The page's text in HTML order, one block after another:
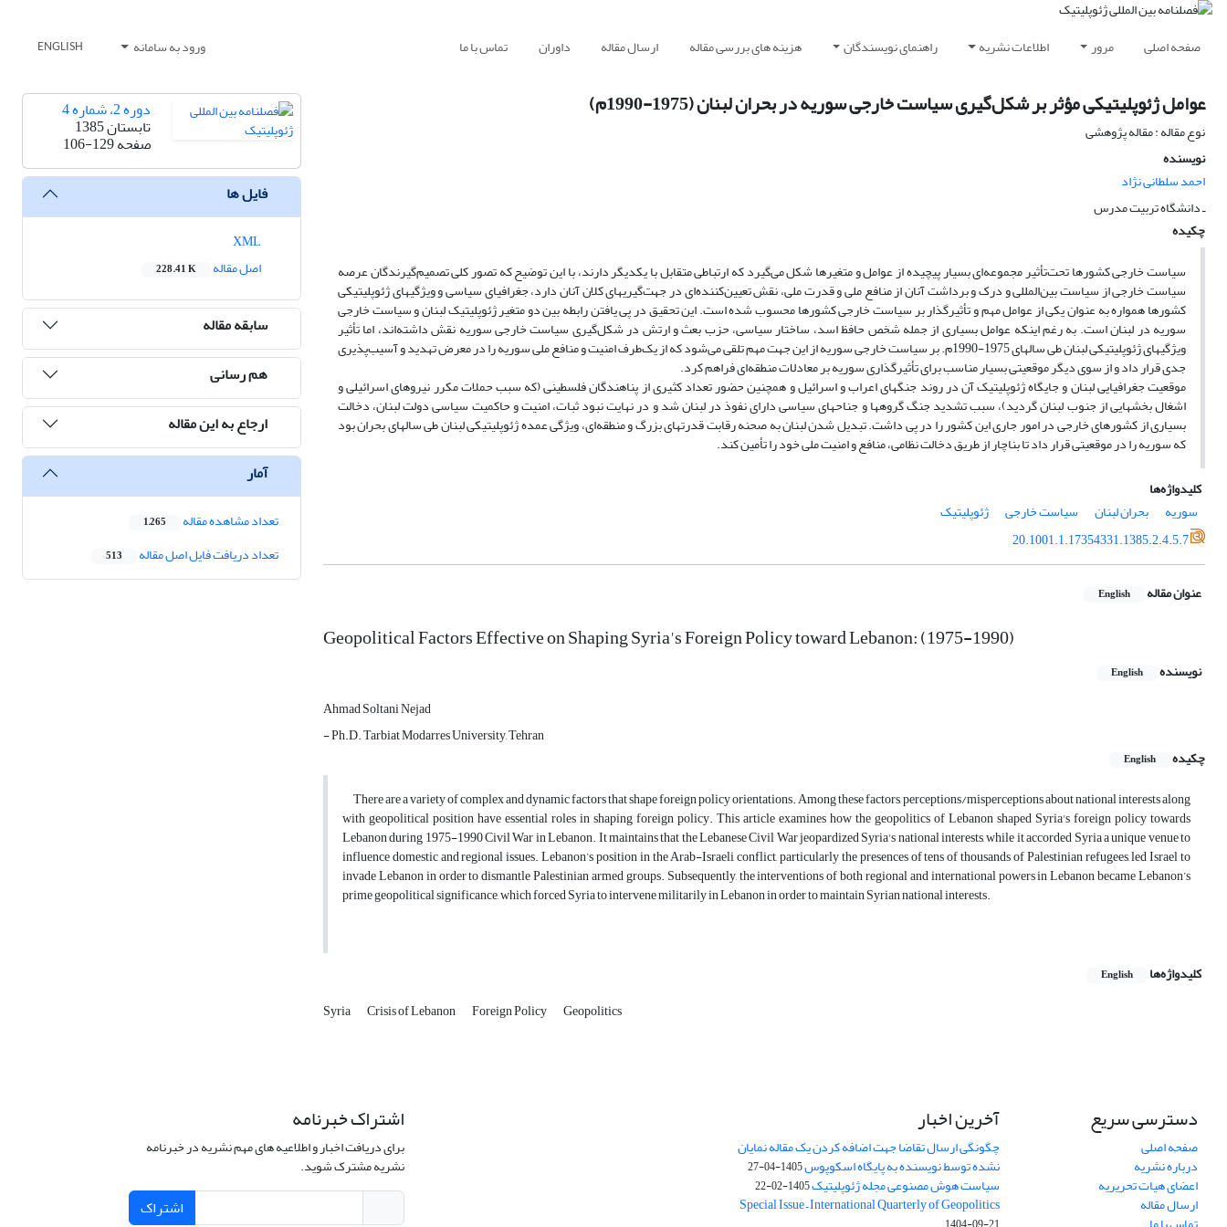
صفحه اصلی مرور اطلاعات نشریه راهنمای نویسندگان هزینه های بررسی مقاله ارسال مقاله داوران تماس با ما ورود به سامانه ENGLISH
عوامل ژئوپلیتیکی مؤثر بر شکل‌گیری سیاست خارجی سوریه در بحران لبنان (1975-1990م)
نوع مقاله : مقاله پژوهشی
نویسنده
احمد سلطانی نژاد
ـ دانشگاه تربیت مدرس
چکیده
سیاست خارجی کشورها تحت‌تأثیر مجموعه‌ای‌ بسیار پیچیده از عوامل‌ و متغیرها شکل می‌گیرد که ارتباطی‌ متقابل با یکدیگر دارند، با این توضیح که تصور کلی تصمیم‌گیرندگان عرصه
سیاست خارجی از سیاست‌ بین‌المللی‌ و درک و برداشت آنان از منافع ملی و قدرت ملی، نقش تعیین‌کننده‌ای در جهت‌گیریهای کلان آنان دارد، جغرافیای سیاسی و ویژگیهای ژئوپلیتیکی
کشورها همواره به عنوان یکی از عوامل مهم و تأثیر‌گذار بر سیاست خارجی کشورها محسوب شده است. ‌این‌ تحقیق در پی یافتن رابطه بین دو متغیر ژئوپلیتیک لبنان و سیاست خارجی
سوریه در لبنان است. به رغم اینکه عوامل بسیاری از جمله شخص حافظ اسد، ساختار سیاسی، حزب بعث و ارتش در شکل‌گیری سیاست خارجی سوریه نقش داشته‌اند، اما تأثیر
ویژگیهای ژئوپلیتیکی لبنان طی سالهای 1975-1990م. بر سیاست خارجی سوریه از این جهت مهم تلقی می‌شود که از یک‌طرف امنیت و منافع ملی سوریه را در معرض تهدید و آسیب‌پذیری
جدی قرار داد و از سوی دیگر موقعیتی بسیار مناسب برای تأثیر‌گذاری سوریه بر معادلات منطقه‌ای فراهم کرد.
موقعیت‌ جغرافیایی لبنان و جایگاه ژئوپلیتیک‌ آن در روند جنگهای اعراب‌ و اسرائیل و همچنین حضور تعداد کثیری‌ از پناهندگان‌ فلسطینی (‌که سبب حملات‌ مکرر نیروهای‌ اسرائیلی و
اشغال‌ بخشهایی‌ از جنوب‌ لبنان‌ گردید)، سبب تشدید جنگ گروهها و جناحهای‌ سیاسی‌ دارای نفوذ در لبنان شد و در نهایت نبود ثبات‌، امنیت‌ و حاکمیت‌ سیاسی‌ دولت‌ لبنان، دخالت‌
بسیاری ‌از کشورهای‌ خارجی در امور جاری‌ این‌ کشور را در پی داشت. تبدیل‌ شدن‌ لبنان‌ به‌ صحنه‌ رقابت‌ قدرتهای‌ بزرگ‌ و منطقه‌ای‌، ویژگی عمده ژئوپلیتیکی لبنان طی سالهای بحران بود
که سوریه را در موقعیتی قرار داد تا بناچار از طریق دخالت نظامی، منافع و امنیت ملی خود را تأمین کند.
کلیدواژه‌ها
سوریه
بحران لبنان سیاست خارجی
ژئوپلیتیک
20.1001.1.17354331.1385.2.4.5.7
عنوان مقاله English
Geopolitical Factors Effective on Shaping Syria's Foreign Policy toward Lebanon: (1975-1990)
نویسنده English
Ahmad Soltani Nejad
- Ph.D. Tarbiat Modarres University, Tehran
چکیده
English
There are a variety of complex and dynamic factors that shape foreign policy orientations. Among these factors, perceptions/misperceptions about national interests along
with geopolitical position have essential roles in shaping foreign policy. This article examines how the geopolitics of Lebanon shaped Syria's foreign policy towards
Lebanon during 1975-1990 Civil War in Lebanon. It maintains that the Lebanese Civil War jeopardized Syria's national interests, while it accorded Syria a unique venue to
influence domestic and regional issues. Lebanon’s position in the Arab-Israeli conflict, particularly the presences of tens of thousands of Palestinian refugees, led Israel to
invade Lebanon in order to dismantle Palestinian armed groups. Subsequently, the interventions of both regional and international powers in Lebanon became Lebanon’s
prime geopolitical significance, which forced Syria to intervene militarily in Lebanon in order to maintain Syrian national interests.
کلیدواژه‌ها English
Syria Crisis of Lebanon Foreign Policy Geopolitics
دوره 2، شماره 4
تابستان 1385
صفحه106-129
فایل ها
اصل مقاله
228.41 K
سابقه مقاله
هم رسانی
ارجاع به این مقاله
آمار
تعداد مشاهده مقاله 1,265
تعداد دریافت فایل اصل مقاله 513
دسترسی سریع
صفحه اصلی
درباره نشریه
اعضای هیات تحریریه
ارسال مقاله
آخرین اخبار
چگونگی ارسال تقاضا جهت اضافه کردن یک مقاله نمایان
نشده توسط نویسنده به پایگاه اسکوپوس1405-04-27
سیاست هوش مصنوعی مجله ژئوپلیتیک1405-02-22
Special Issue – International Quarterly of Geopolitics
اشتراک خبرنامه
برای دریافت اخبار و اطلاعیه های مهم نشریه در خبرنامه
نشریه مشترک شوید.
اشتراک